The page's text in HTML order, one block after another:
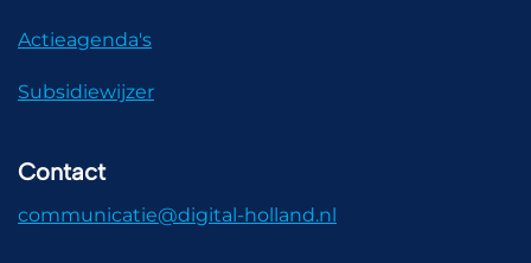
Actieagenda's
Subsidiewijzer
Contact
communicatie@digital-holland.nl